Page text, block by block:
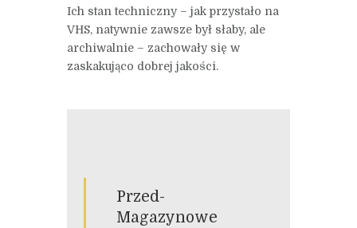
Ich stan techniczny – jak przystało na
VHS, natywnie zawsze był słaby, ale
archiwalnie – zachowały się w
zaskakująco dobrej jakości.
Przed-
Magazynowe